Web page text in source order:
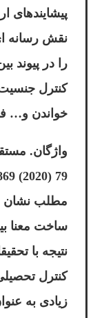
نقش رسانه
را در پیوند
کنترل
خواندن و…
واژگان.
مطلب نشان
ساخت معنا
نتیجه با
کنترل
زیادی به